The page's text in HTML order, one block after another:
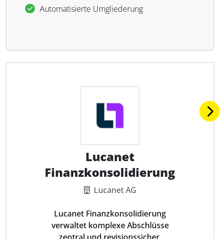
Automatisierte Umgliederung
Lucanet
Finanzkonsolidierung
Lucanet AG
Lucanet Finanzkonsolidierung
verwaltet komplexe Abschlüsse